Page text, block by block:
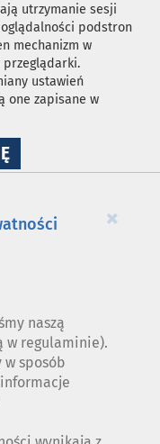
utrzymanie sesji
podstron
mechanizm w
przeglądarki.
ustawień
one zapisane w
NA
WYKORZYSTANIE
×
naszą
w regulaminie).
sposób